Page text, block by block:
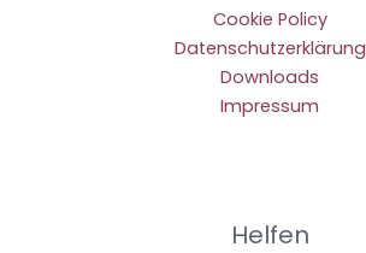
Cookie Policy
Datenschutzerklärung
Downloads
Impressum
Helfen